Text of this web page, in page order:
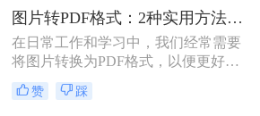
换方式。
图片转PDF格式：2种实用方法的关键参数和输出质量对比！
在日常工作和学习中，我们经常需要
将图片转换为PDF格式，以便更好地
保存、分享和打印。那么如何将图片
转换为pdf格式呢？本文将介绍两种将
赞 踩